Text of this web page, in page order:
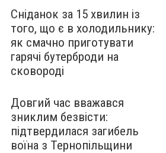
Сніданок за 15 хвилин із
того, що є в холодильнику:
як смачно приготувати
гарячі бутерброди на
сковороді
Довгий час вважався
зниклим безвісти:
підтвердилася загибель
воїна з Тернопільщини